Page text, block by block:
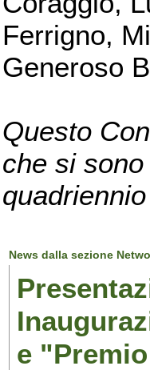
Ferrigno,
Generoso
Questo
che si
News dalla sezione
e